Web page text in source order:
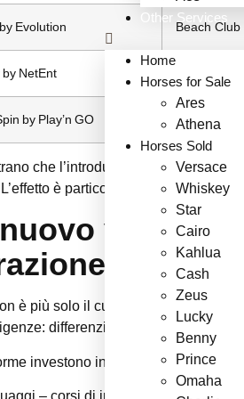
Other Services
Home
Horses for Sale
Ares
Athena
Horses Sold
Versace
Whiskey
Star
Cairo
Kahlua
Cash
Zeus
Lucky
Benny
Prince
Omaha
Evolution Beach Club
by NetEnt
by Play’n GO Music
che l’introduzione di questi
è particolarmente evidente
volto
è più solo il custode del mazzo; è
differenziare l’offerta in un
investono in programmi di